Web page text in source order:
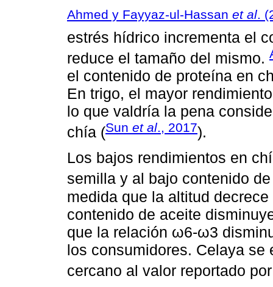
Ahmed y Fayyaz-ul-Hassan et al.
estrés hídrico incrementa el
reduce el tamaño del mismo.
el contenido de proteína en
En trigo, el mayor
lo que valdría la pena
chía (Sun et al., 2017).
Los bajos rendimientos en
semilla y al bajo contenido
medida que la altitud
contenido de aceite
que la relación ω6-ω3
los consumidores. Celaya se
cercano al valor reportado